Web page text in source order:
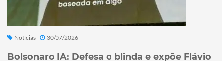
Notícias 30/07/2026
Bolsonaro IA: Defesa o blinda e expõe Flávio